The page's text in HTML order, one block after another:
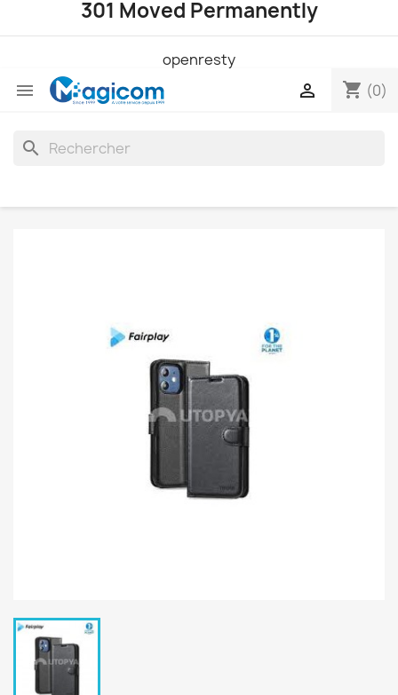
301 Moved Permanently
openresty
 shopping_cart (0)

search